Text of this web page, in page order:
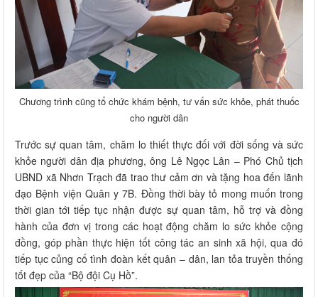
Chương trình cũng tổ chức khám bệnh, tư vấn sức khỏe, phát thuốc
cho người dân
Trước sự quan tâm, chăm lo thiết thực đối với đời sống và sức
khỏe người dân địa phương, ông Lê Ngọc Lân – Phó Chủ tịch
UBND xã Nhơn Trạch đã trao thư cảm ơn và tặng hoa đến lãnh
đạo Bệnh viện Quân y 7B. Đồng thời bày tỏ mong muốn trong
thời gian tới tiếp tục nhận được sự quan tâm, hỗ trợ và đồng
hành của đơn vị trong các hoạt động chăm lo sức khỏe cộng
đồng, góp phần thực hiện tốt công tác an sinh xã hội, qua đó
tiếp tục củng cố tình đoàn kết quân – dân, lan tỏa truyền thống
tốt đẹp của “Bộ đội Cụ Hồ”.